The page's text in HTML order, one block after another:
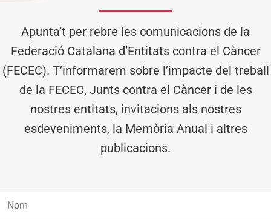
Apunta’t per rebre les comunicacions de la
Federació Catalana d’Entitats contra el Càncer
(FECEC). T’informarem sobre l’impacte del treball
de la FECEC, Junts contra el Càncer i de les
nostres entitats, invitacions als nostres
esdeveniments, la Memòria Anual i altres
publicacions.